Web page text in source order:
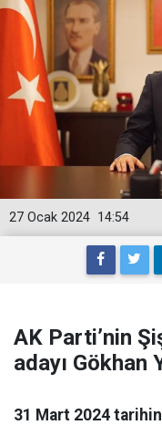
14:54
27 Ocak 2024
AK Parti’nin
adayı Gökhan
31 Mart 2024